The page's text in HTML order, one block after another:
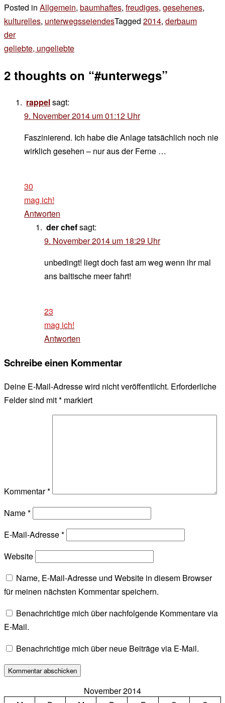
Posted in Allgemein, baumhaftes, freudiges, gesehenes,
kulturelles, unterwegsseiendesTagged 2014, derbaum
Beitragsnavigation
der
geliebte, ungeliebte
2 thoughts on “#unterwegs”
rappelsagt:
9. November 2014 um 01:12 Uhr
Faszinierend. Ich habe die Anlage tatsächlich noch nie
wirklich gesehen – nur aus der Ferne …
30
mag ich!
Antworten
der chefsagt:
9. November 2014 um 18:29 Uhr
unbedingt! liegt doch fast am weg wenn ihr mal
ans baltische meer fahrt!
23
mag ich!
Antworten
Schreibe einen Kommentar
Deine E-Mail-Adresse wird nicht veröffentlicht. Erforderliche
Felder sind mit* markiert
Kommentar*
Name*
E-Mail-Adresse*
Website
Name, E-Mail-Adresse und Website in diesem Browser
für meinen nächsten Kommentar speichern.
Benachrichtige mich über nachfolgende Kommentare via
E-Mail.
Benachrichtige mich über neue Beiträge via E-Mail.
November 2014